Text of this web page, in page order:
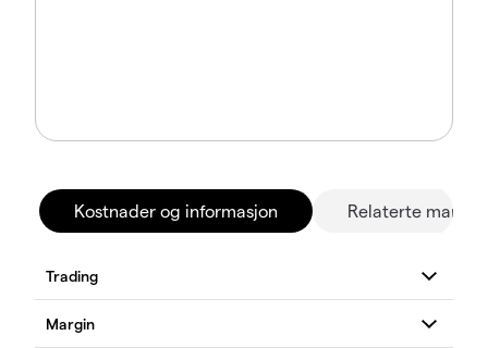
Kostnader og informasjon Relaterte